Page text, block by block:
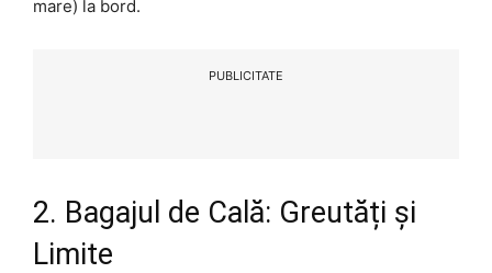
mare) la bord.
PUBLICITATE
2. Bagajul de Cală: Greutăți și
Limite